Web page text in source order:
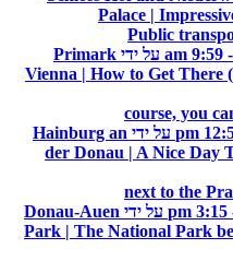
Palace |
[…] Public
דצמבר 19, 2025 - 9:59 am על ידי Primark
Vienna | How to Get There
[…] course, you
דצמבר 2, 2025 - 12:54 pm על ידי Hainburg an
der Donau | A Nice Day
[…] next to the
נובמבר 24, 2025 - 3:15 pm על ידי Donau-Auen
Park | The National Park